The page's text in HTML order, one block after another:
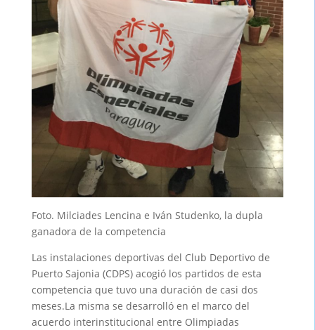
Foto. Milciades Lencina e Iván Studenko, la dupla
ganadora de la competencia
Las instalaciones deportivas del Club Deportivo de
Puerto Sajonia (CDPS) acogió los partidos de esta
competencia que tuvo una duración de casi dos
meses.La misma se desarrolló en el marco del
acuerdo interinstitucional entre Olimpiadas